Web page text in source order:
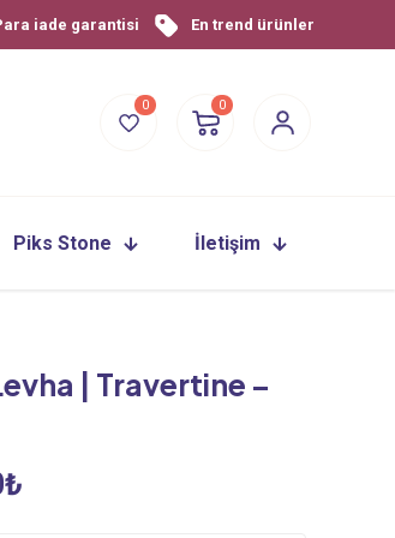
iade garantisi En trend ürünler
0 0
Piks Stone İletişim
| Travertine –
₺